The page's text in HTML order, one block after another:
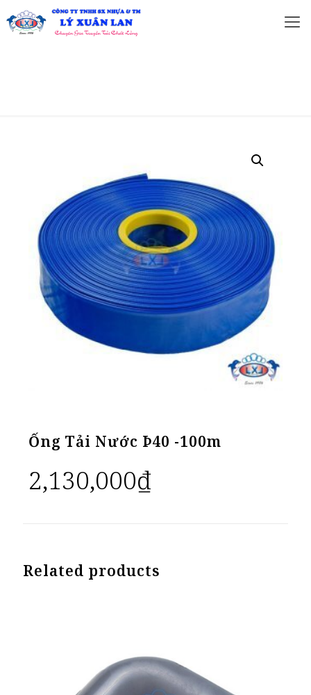
Ống Tải Nước Þ40 -100m
2,130,000₫
Related products